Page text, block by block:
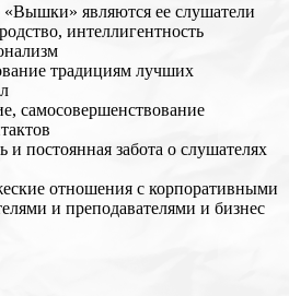
являются ее слушатели
интеллигентность
традициям лучших
самосовершенствование
и постоянная забота о слушателях
отношения с корпоративными
и преподавателями и бизнес